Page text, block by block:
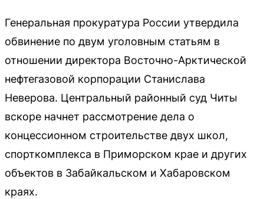
Генеральная прокуратура России утвердила
обвинение по двум уголовным статьям в
отношении директора Восточно-Арктической
нефтегазовой корпорации Станислава
Неверова. Центральный районный суд Читы
вскоре начнет рассмотрение дела о
концессионном строительстве двух школ,
спорткомплекса в Приморском крае и других
объектов в Забайкальском и Хабаровском
краях.